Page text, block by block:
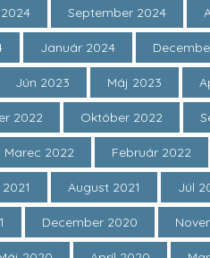
September 2024
Január 2024
Jún 2023 Máj 2023
2022 Október 2022
Marec 2022 Február 2022
August 2021 Júl
December 2020